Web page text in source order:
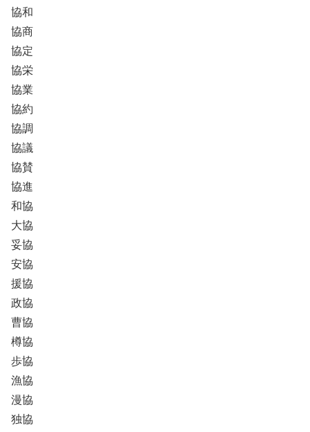
協和
協商
協定
協栄
協業
協約
協調
協議
協賛
協進
和協
大協
妥協
安協
援協
政協
曹協
樽協
歩協
漁協
漫協
独協